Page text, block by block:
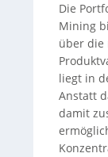
Die
Mining
über die
liegt in
Anstatt
damit